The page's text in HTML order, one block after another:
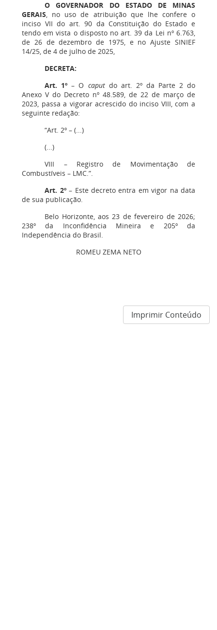
O GOVERNADOR DO ESTADO DE MINAS
GERAIS, no uso de atribuição que lhe confere o
inciso VII do art. 90 da Constituição do Estado e
tendo em vista o disposto no art. 39 da Lei nº 6.763,
de 26 de dezembro de 1975, e no Ajuste SINIEF
14/25, de 4 de julho de 2025,
DECRETA:
Art. 1º – O caput do art. 2º da Parte 2 do
Anexo V do Decreto nº 48.589, de 22 de março de
2023, passa a vigorar acrescido do inciso VIII, com a
seguinte redação:
“Art. 2º – (...)
(...)
VIII – Registro de Movimentação de
Combustíveis – LMC.”.
Art. 2º– Este decreto entra em vigor na data
de sua publicação.
Belo Horizonte, aos 23 de fevereiro de 2026;
238º da Inconfidência Mineira e 205º da
Independência do Brasil.
ROMEU ZEMA NETO
Imprimir Conteúdo